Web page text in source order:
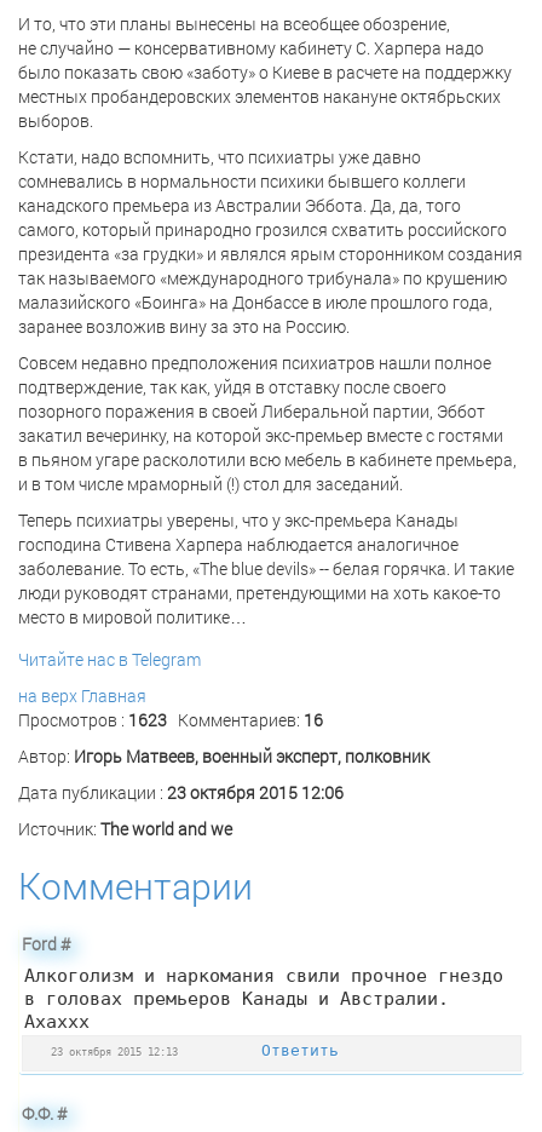
И то, что эти планы вынесены на всеобщее обозрение,
не случайно — консервативному кабинету С. Харпера надо
было показать свою «заботу» о Киеве в расчете на поддержку
местных пробандеровских элементов накануне октябрьских
выборов.
Кстати, надо вспомнить, что психиатры уже давно
сомневались в нормальности психики бывшего коллеги
канадского премьера из Австралии Эббота. Да, да, того
самого, который принародно грозился схватить российского
президента «за грудки» и являлся ярым сторонником создания
так называемого «международного трибунала» по крушению
малазийского «Боинга» на Донбассе в июле прошлого года,
заранее возложив вину за это на Россию.
Совсем недавно предположения психиатров нашли полное
подтверждение, так как, уйдя в отставку после своего
позорного поражения в своей Либеральной партии, Эббот
закатил вечеринку, на которой экс-премьер вместе с гостями
в пьяном угаре расколотили всю мебель в кабинете премьера,
и в том числе мраморный (!) стол для заседаний.
Теперь психиатры уверены, что у экс-премьера Канады
господина Стивена Харпера наблюдается аналогичное
заболевание. То есть, «The blue devils» -- белая горячка. И такие
люди руководят странами, претендующими на хоть какое-то
место в мировой политике…
Читайте нас в Telegram
на верх Главная
Просмотров : 1623 Комментариев: 16
Автор: Игорь Матвеев, военный эксперт, полковник
Дата публикации : 23 октября 2015 12:06
Источник: The world and we
Комментарии
Ford#
Алкоголизм и наркомания свили прочное гнездо
в головах премьеров Канады и Австралии.
Ахаххх
23 октября 2015 12:13 Ответить
Ф.Ф.#